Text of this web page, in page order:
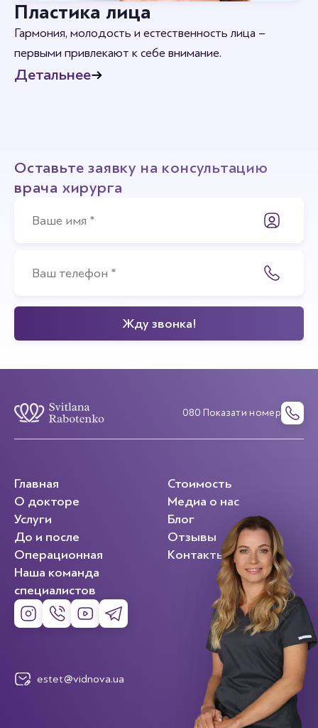
Пластика лица
Гармония, молодость и естественность лица –
первыми привлекают к себе внимание.
Детальнее
Оставьте заявку на консультацию
врача хирурга
080 Показати номер
Главная
О докторе
Услуги
До и после
Операционная
Наша команда
специалистов
Стоимость
Медиа о нас
Блог
Отзывы
Контакты
estet@vidnova.ua